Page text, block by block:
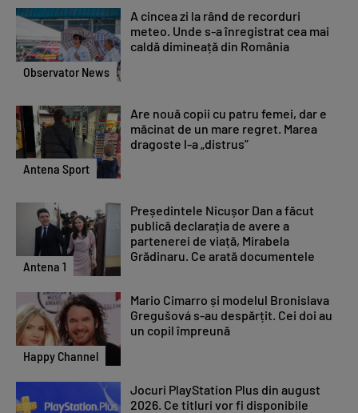
Observator News
A cincea zi la rând de recorduri
meteo. Unde s-a înregistrat cea mai
caldă dimineață din România
Antena Sport
Are nouă copii cu patru femei, dar e
măcinat de un mare regret. Marea
dragoste l-a „distrus”
Antena 1
Președintele Nicușor Dan a făcut
publică declarația de avere a
partenerei de viață, Mirabela
Grădinaru. Ce arată documentele
Happy Channel
Mario Cimarro și modelul Bronislava
Gregušová s-au despărțit. Cei doi au
un copil împreună
Jocuri PlayStation Plus din august
2026. Ce titluri vor fi disponibile